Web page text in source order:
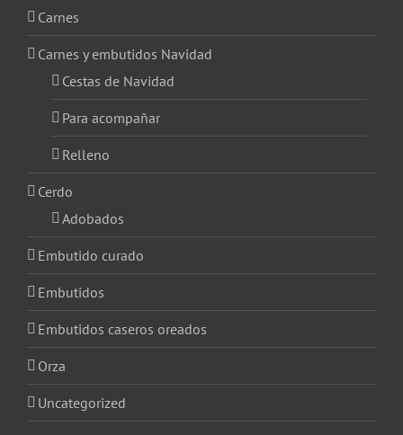
Carnes
Carnes y embutidos Navidad
Cestas de Navidad
Para acompañar
Relleno
Cerdo
Adobados
Embutido curado
Embutidos
Embutidos caseros oreados
Orza
Uncategorized